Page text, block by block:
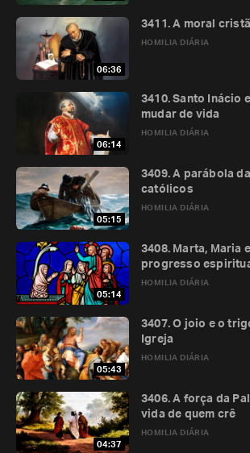
06:36
HOMILIA DIÁRIA
3411. A moral
06:14
HOMILIA DIÁRIA
3410. Santo Inácio
mudar de vida
05:15
HOMILIA DIÁRIA
3409. A parábola
católicos
05:14
HOMILIA DIÁRIA
3408. Marta, Maria
progresso
05:43
HOMILIA DIÁRIA
3407. O joio e o
Igreja
04:37
HOMILIA DIÁRIA
3406. A força da
vida de quem crê